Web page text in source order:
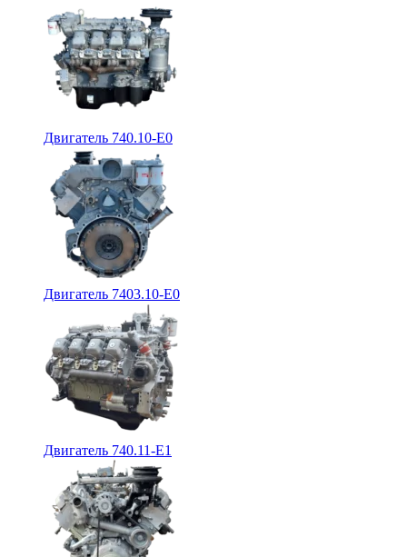
Двигатель 740.10-E0
Двигатель 7403.10-E0
Двигатель 740.11-E1